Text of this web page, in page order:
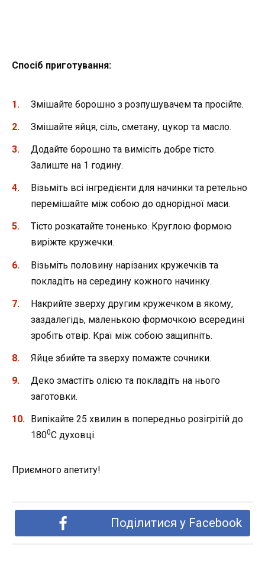
Спосіб приготування:
Змішайте борошно з розпушувачем та просійте.
Змішайте яйця, сіль, сметану, цукор та масло.
Додайте борошно та вимісіть добре тісто.
Залиште на 1 годину.
Візьміть всі інгредієнти для начинки та ретельно
перемішайте між собою до однорідної маси.
Тісто розкатайте тоненько. Круглою формою
виріжте кружечки.
Візьміть половину нарізаних кружечків та
покладіть на середину кожного начинку.
Накрийте зверху другим кружечком в якому,
заздалегідь, маленькою формочкою всередині
зробіть отвір. Краї між собою защипніть.
Яйце збийте та зверху помажте сочники.
Деко змастіть олією та покладіть на нього
заготовки.
Випікайте 25 хвилин в попередньо розігрітій до
1800С духовці.
Приємного апетиту!
Поділитися у Facebook